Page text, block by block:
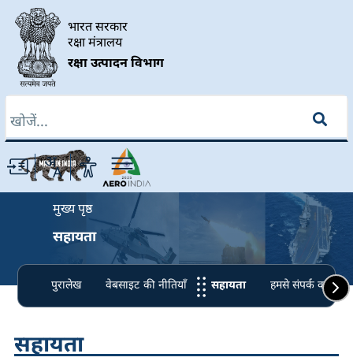
Skip to main content
भारत सरकार
रक्षा मंत्रालय
रक्षा उत्पादन विभाग
मुख्य पृष्ठ
सहायता
पुरालेख वेबसाइट की नीतियाँ सहायता हमसे संपर्क करें
सहायता